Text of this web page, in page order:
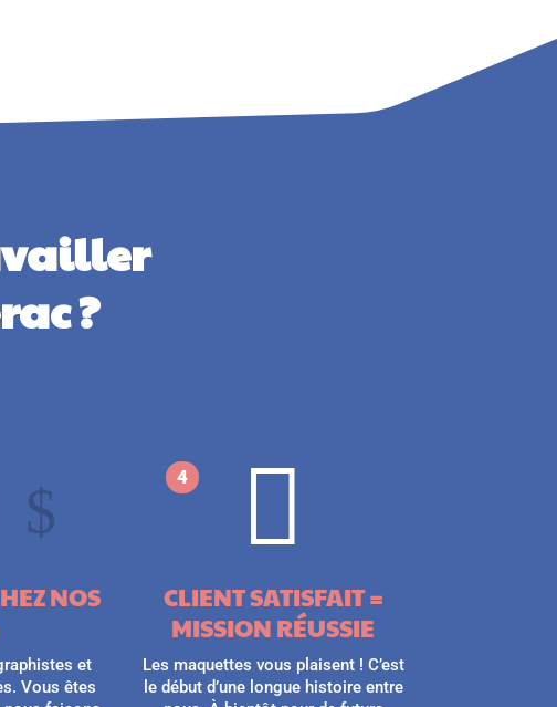
?
$
NOS
et
Vous êtes

4
CLIENT SATISFAIT =
MISSION RÉUSSIE
Les maquettes vous plaisent ! C’est
le début d’une longue histoire entre